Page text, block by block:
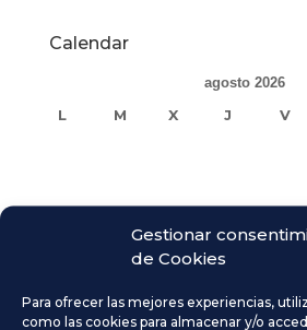
Gestionar
de Cookies
Para ofrecer las mejores experiencias,
como las cookies para almacenar y/o
Calendar
agosto 2026
L M X J V
3 4 5 6 7
12 13
17 18 19 20 21